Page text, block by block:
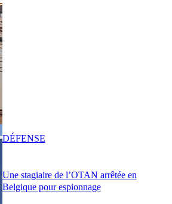
Une stagiaire de l’OTAN arrêtée en
Belgique pour espionnage
DÉFENSE